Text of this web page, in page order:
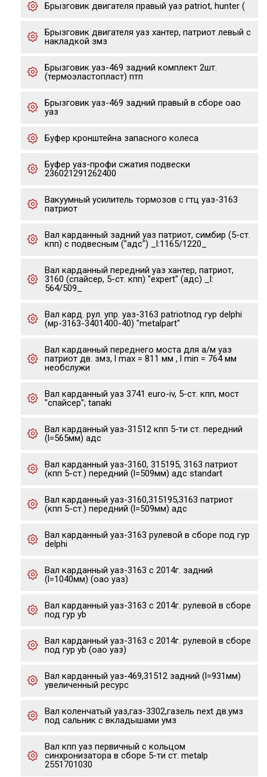
Брызговик двигателя правый уаз patriot, hunter (
Брызговик двигателя уаз хантер, патриот левый с
накладкой змз
Брызговик уаз-469 задний комплект 2шт.
(термоэластопласт) птп
Брызговик уаз-469 задний правый в сборе оао
уаз
Буфер кронштейна запасного колеса
Буфер уаз-профи сжатия подвески
236021291262400
Вакуумный усилитель тормозов с гтц уаз-3163
патриот
Вал карданный задний уаз патриот, симбир (5-ст.
кпп) с подвесным ("адс") _l:1165/1220_
Вал карданный передний уаз хантер, патриот,
3160 (спайсер, 5-ст. кпп) "expert" (адс) _l:
564/509_
Вал кард. рул. упр. уаз-3163 patriotпод гур delphi
(мр-3163-3401400-40) "metalpart"
Вал карданный переднего моста для а/м уаз
патриот дв. змз, l max = 811 мм , l min = 764 мм
необслужи
Вал карданный уаз 3741 euro-iv, 5-ст. кпп, мост
"спайсер"; tanaki
Вал карданный уаз-31512 кпп 5-ти ст. передний
(l=565мм) адс
Вал карданный уаз-3160, 315195, 3163 патриот
(кпп 5-ст.) передний (l=509мм) адс standart
Вал карданный уаз-3160,315195,3163 патриот
(кпп 5-ст.) передний (l=509мм) адс
Вал карданный уаз-3163 рулевой в сборе под гур
delphi
Вал карданный уаз-3163 с 2014г. задний
(l=1040мм) (оао уаз)
Вал карданный уаз-3163 с 2014г. рулевой в сборе
под гур yb
Вал карданный уаз-3163 с 2014г. рулевой в сборе
под гур yb (оао уаз)
Вал карданный уаз-469,31512 задний (l=931мм)
увеличенный ресурс
Вал коленчатый уаз,газ-3302,газель next дв.умз
под сальник с вкладышами умз
Вал кпп уаз первичный с кольцом
синхронизатора в сборе 5-ти ст. metalp
2551701030